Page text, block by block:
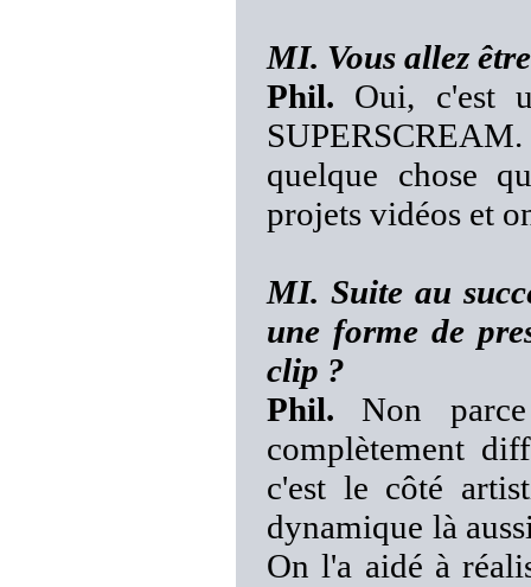
MI. Vous allez
Phil. Oui, c'est
quelque chose
projets vidéos et
MI. Suite au
une forme de
clip ?
Phil. Non
complètement
c'est le côté
dynamique là
On l'a aidé à